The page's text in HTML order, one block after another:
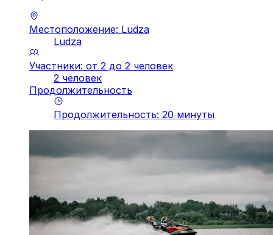
Местоположение: Ludza
Ludza
Участники: от 2 до 2 человек
2 человек
Продолжительность
Продолжительность: 20 минуты